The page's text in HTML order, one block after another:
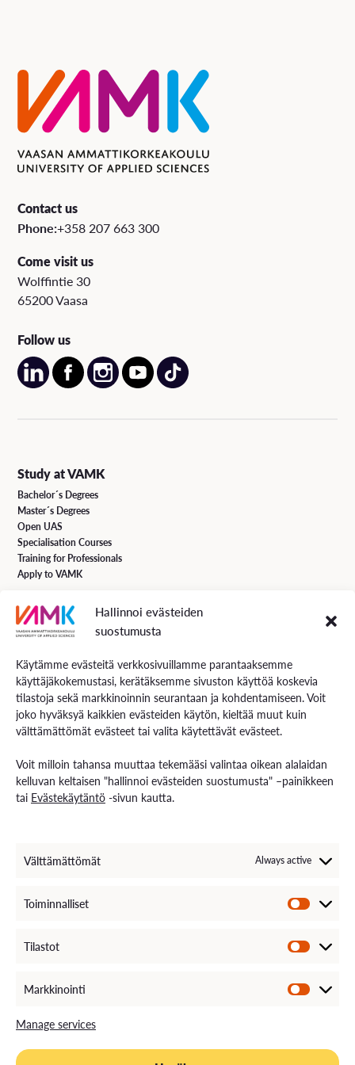
Hallinnoi evästeiden
suostumusta
Käytämme evästeitä verkkosivuillamme parantaaksemme
käyttäjäkokemustasi, kerätäksemme sivuston käyttöä koskevia
tilastoja sekä markkinoinnin seurantaan ja kohdentamiseen. Voit
joko hyväksyä kaikkien evästeiden käytön, kieltää muut kuin
välttämättömät evästeet tai valita käytettävät evästeet.
Voit milloin tahansa muuttaa tekemääsi valintaa oikean alalaidan
kelluvan keltaisen "hallinnoi evästeiden suostumusta" –painikkeen
tai Evästekäytäntö -sivun kautta.
Välttämättömät Always active
Toiminnalliset
Tilastot
Markkinointi
Manage services
Contact us
Phone:+358 207 663 300
Come visit us
Wolffintie 30
65200 Vaasa
Follow us
Study at VAMK
Bachelor´s Degrees
Master´s Degrees
Open UAS
Specialisation Courses
Training for Professionals
Apply to VAMK
VAMK Services
Services for Business
Services for students
Energiaa online newspaper
Contact us and visiting hours
Staff Search
EXAM – electronic exam
Come Work with Us